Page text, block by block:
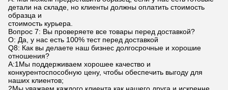
детали на складе, но клиенты должны оплатить стоимость
образца и
стоимость курьера.
Вопрос 7: Вы проверяете все товары перед доставкой?
О: Да, у нас есть 100% тест перед доставкой
Q8: Как вы делаете наш бизнес долгосрочные и хорошие
отношения?
А:1Мы поддерживаем хорошее качество и
конкурентоспособную цену, чтобы обеспечить выгоду для
наших клиентов;